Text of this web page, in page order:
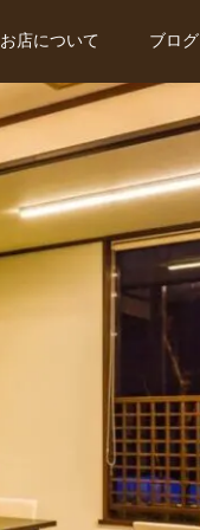
お店について ブログ